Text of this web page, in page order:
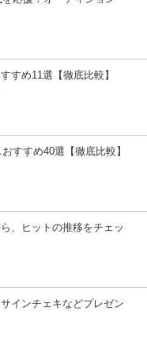
すめ11選【徹底比較】
すすめ40選【徹底比較】
、ヒットの推移をチェッ
インチェキなどプレゼン